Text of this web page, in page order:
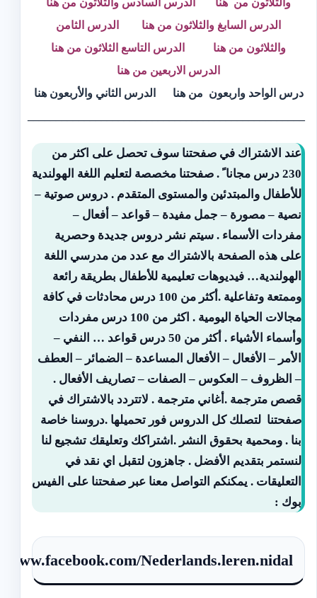
والثلاثون من هنا الدرس السادس والثلاثون من هنا
الدرس السابغ والثلاثون من هنا
الدرس الثامن
والثلاثون من هنا الدرس التاسع الثلاثون من هنا
الدرس الاربعين من هنا
درس الواحد واربعون منهنا الدرس الثاني والأربعونهنا
عند الاشتراك في صفحتنا سوف تحصل على اكثر من
230 درس مجانا ً . صفحتنا مخصصة لتعليم اللغة الهولندية
للأطفال والمبتدئين والمستوى المتقدم . دروس صوتية –
نصية – مصورة – جمل مفيدة – قواعد – أفعال –
مفردات الأسماء . سيتم نشر دروس جديدة وحصرية
على هذه الصفحة بالاشتراك مع عدد من مدرسي اللغة
الهولندية… فيديوهات تعليمية للأطفال بطريقة رائعة
وممتعة وتفاعلية .أكثر من 100 درس محادثات في كافة
مجالات الحياة اليومية . اكثر من 100 درس مفردات
وأسماء الأشياء . أكثر من 50 درس قواعد … النفي –
الأمر – الأفعال – الأفعال المساعدة – الضمائر – العطف
– الظروف – العكوس – الصفات – تصاريف الأفعال .
قصص مترجمة .أغاني مترجمة . لاتتردد بالاشتراك في
صفحتنا لتصلك كل الدروس فور تحميلها .دروسنا خاصة
بنا . ومحمية بحقوق النشر .اشتراكك وتعليقك تشجيع لنا
لنستمر بتقديم الأفضل . جاهزون لتقبل اي نقد في
التعليقات . يمكنكم التواصل معنا عبر صفحتنا على الفيس
بوك :
www.facebook.com/Nederlands.leren.nidal